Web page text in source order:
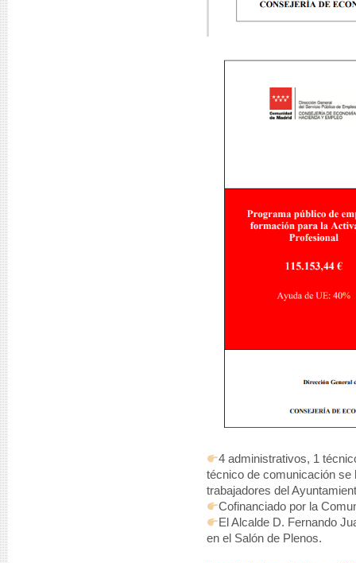
4 administrativos, 1
técnico de comunicación
trabajadores del
Cofinanciado por la
El Alcalde D. Fernando
en el Salón de Plenos.